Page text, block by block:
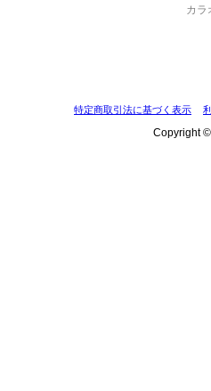
カラ
特定商取引法に基づく表示
Copyright